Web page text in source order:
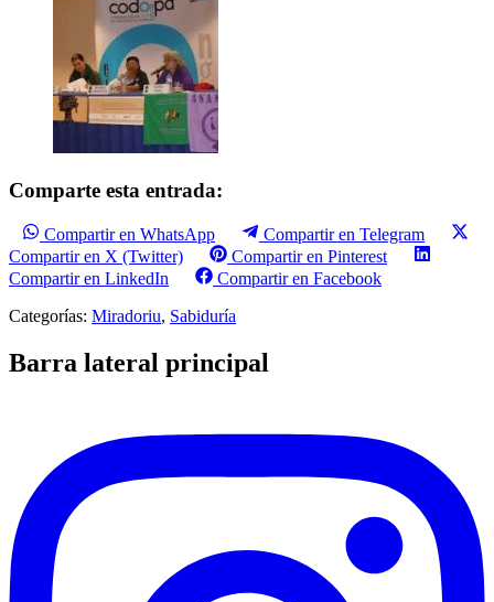
Comparte esta entrada:
Compartir en WhatsApp
Compartir en Telegram
Compartir en X (Twitter)
Compartir en Pinterest
Compartir en LinkedIn
Compartir en Facebook
Categorías: Miradoriu, Sabiduría
Barra lateral principal